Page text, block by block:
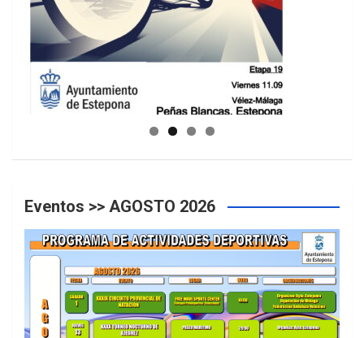
GUIA DE INSTALACIONES DEPORTIVAS
Eventos >> AGOSTO 2026